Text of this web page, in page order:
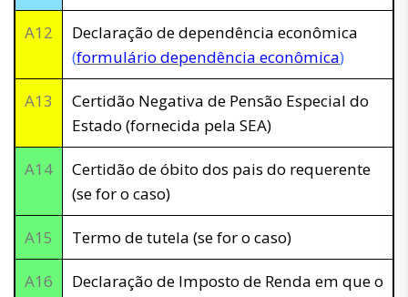
A12
Declaração de dependência econômica
(formulário dependência econômica)
A13
Certidão Negativa de Pensão Especial do
Estado (fornecida pela SEA)
A14
Certidão de óbito dos pais do requerente
(se for o caso)
A15 Termo de tutela (se for o caso)
A16
Declaração de Imposto de Renda em que o